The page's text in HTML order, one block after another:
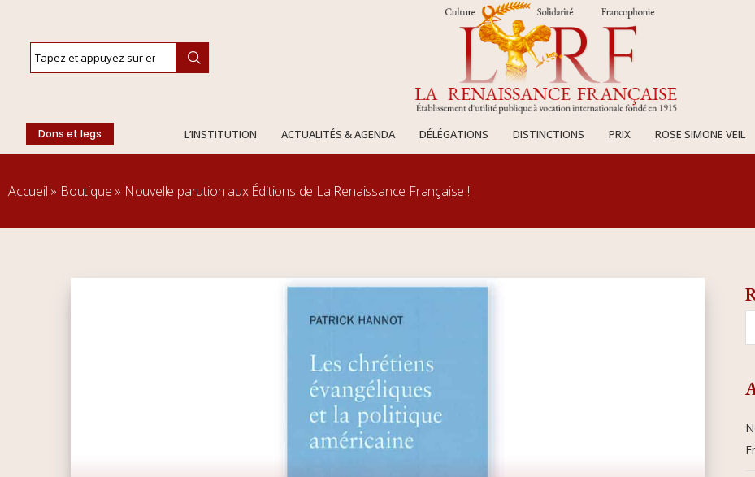
Dons et legs L’INSTITUTION ACTUALITÉS & AGENDA DÉLÉGATIONS DISTINCTIONS PRIX ROSE SIMONE VEIL
Accueil » Boutique » Nouvelle parution aux Éditions de La Renaissance Française !